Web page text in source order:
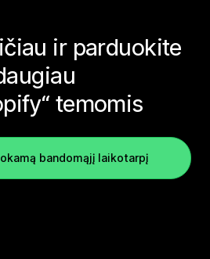
ir parduokite
temomis
bandomąjį laikotarpį